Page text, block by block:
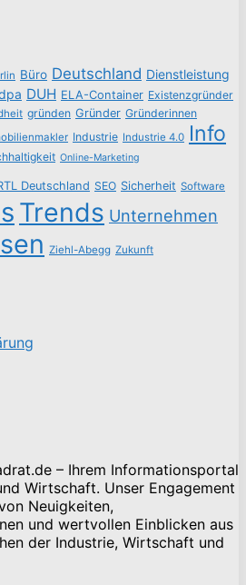
Büro Deutschland Dienstleistung
DUH ELA-Container Existenzgründer
gründen Gründer Gründerinnen
Industrie Industrie 4.0 Info
Online-Marketing
Deutschland SEO Sicherheit Software
Trends Unternehmen
Ziehl-Abegg Zukunft
– Ihrem Informationsportal
Wirtschaft. Unser Engagement
Neuigkeiten,
und wertvollen Einblicken aus
der Industrie, Wirtschaft und